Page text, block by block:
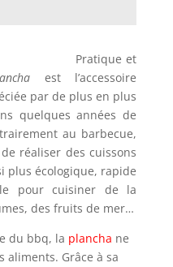
Pratique et
est l’accessoire
par de plus en plus
quelques années de
au barbecue,
réaliser des cuissons
plus écologique, rapide
pour cuisiner de la
des fruits de mer…
du bbq, la plancha ne
aliments. Grâce à sa